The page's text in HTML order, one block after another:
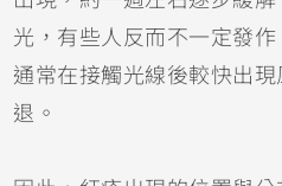
光，有些人反而不一定發
通常在接觸光線後較快出
退。